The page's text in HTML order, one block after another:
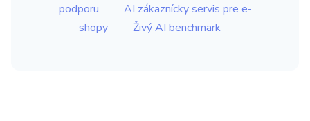
podporu
AI zákaznícky servis pre e-
shopy
Živý AI benchmark